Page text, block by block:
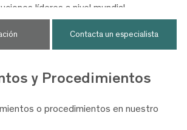
líderes a nivel mundial.
Contacta un especialista
yProcedimientos
o procedimientos en nuestro